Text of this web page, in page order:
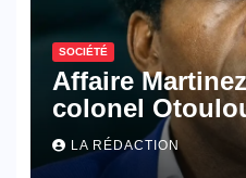
SOCIÉTÉ
Affaire
colonel
croisé des
défense
LA RÉDACTION